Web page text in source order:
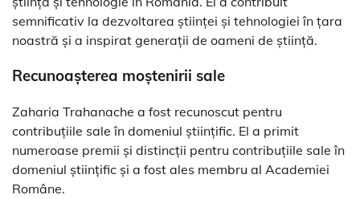
semnificativ la dezvoltarea științei și tehnologiei în țara
noastră și a inspirat generații de oameni de știință.
Recunoașterea moștenirii sale
Zaharia Trahanache a fost recunoscut pentru
contribuțiile sale în domeniul științific. El a primit
numeroase premii și distincții pentru contribuțiile sale în
domeniul științific și a fost ales membru al Academiei
Române.